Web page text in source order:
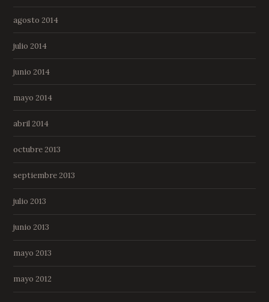
agosto 2014
julio 2014
junio 2014
mayo 2014
abril 2014
octubre 2013
septiembre 2013
julio 2013
junio 2013
mayo 2013
mayo 2012